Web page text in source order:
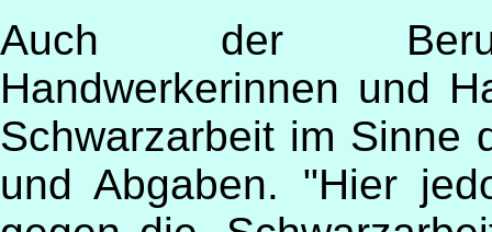
Auch der
Handwerkerinnen und
Schwarzarbeit im Sinne
und Abgaben. "Hier